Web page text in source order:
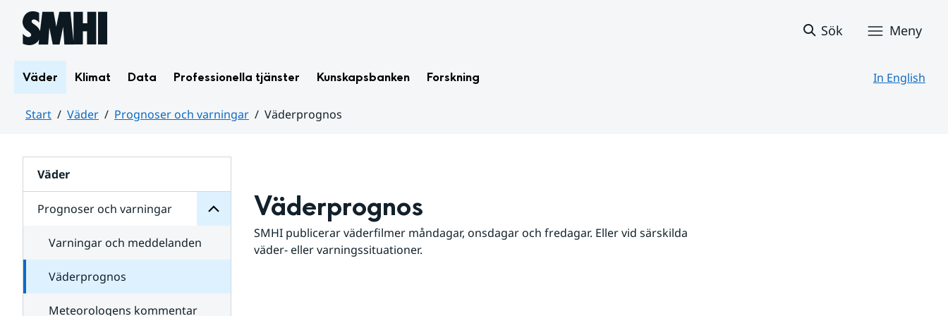
Hoppa till sidans innehåll
Sök Meny
Väder Klimat Data Professionella tjänster Kunskapsbanken Forskning In English
Start Väder Prognoser och varningar
Väderprognos
Väder
Prognoser och varningar
för
varningar
Varningar och meddelanden
Väderprognos
Meteorologens kommentar
Väderprognos
SMHI publicerar väderfilmer måndagar, onsdagar och fredagar. Eller vid särskilda
väder- eller varningssituationer.